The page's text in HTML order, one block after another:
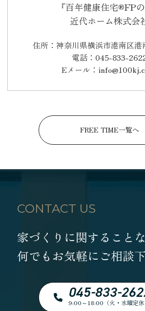
『百年健康住宅®FPの
近代ホーム株式会
住所：神奈川県横浜市港南区
電話：045-833-
Eメール：
FREE TIME一覧へ
CONTACT US
家づくりに関すること
何でもお気軽にご相談
045-833-
9:00～18:00（火・水曜定休